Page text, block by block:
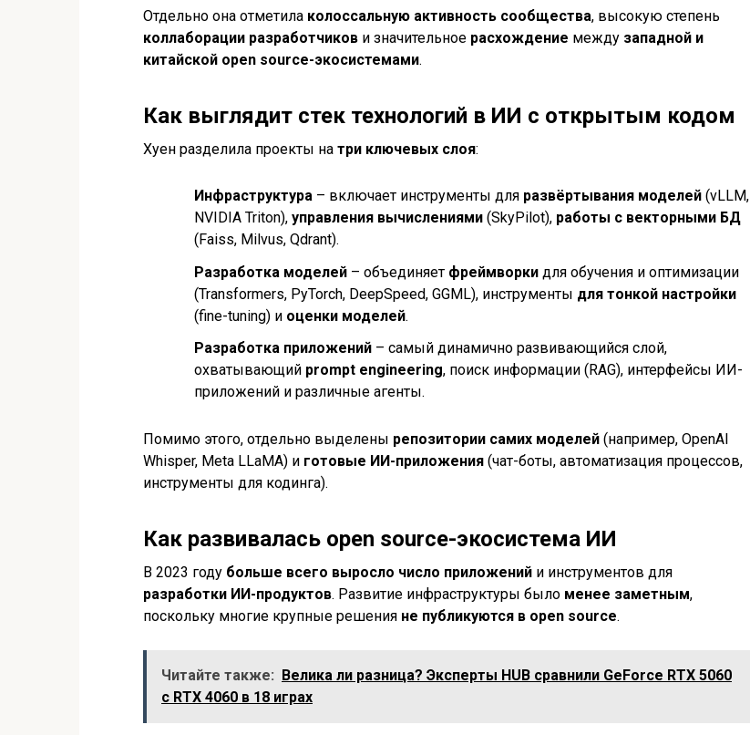
Отдельно она отметила колоссальную активность сообщества, высокую степень
коллаборации разработчиков и значительное расхождение между западной и
китайской open source-экосистемами.
Как выглядит стек технологий в ИИ с открытым кодом
Хуен разделила проекты на три ключевых слоя:
Инфраструктура – включает инструменты для развёртывания моделей (vLLM,
NVIDIA Triton), управления вычислениями (SkyPilot), работы с векторными БД
(Faiss, Milvus, Qdrant).
Разработка моделей – объединяет фреймворки для обучения и оптимизации
(Transformers, PyTorch, DeepSpeed, GGML), инструменты для тонкой настройки
(fine-tuning) и оценки моделей.
Разработка приложений – самый динамично развивающийся слой,
охватывающий prompt engineering, поиск информации (RAG), интерфейсы ИИ-
приложений и различные агенты.
Помимо этого, отдельно выделены репозитории самих моделей (например, OpenAI
Whisper, Meta LLaMA) и готовые ИИ-приложения (чат-боты, автоматизация процессов,
инструменты для кодинга).
Как развивалась open source-экосистема ИИ
В 2023 году больше всего выросло число приложений и инструментов для
разработки ИИ-продуктов. Развитие инфраструктуры было менее заметным,
поскольку многие крупные решения не публикуются в open source.
Читайте также:
Велика ли разница? Эксперты HUB сравнили GeForce RTX 5060
с RTX 4060 в 18 играх